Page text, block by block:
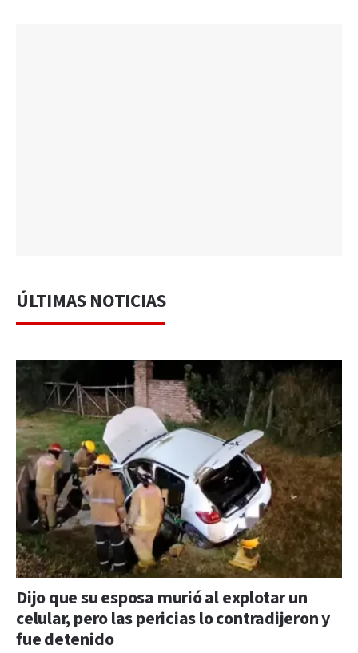
ÚLTIMAS NOTICIAS
Dijo que su esposa murió al explotar un
celular, pero las pericias lo contradijeron y
fue detenido